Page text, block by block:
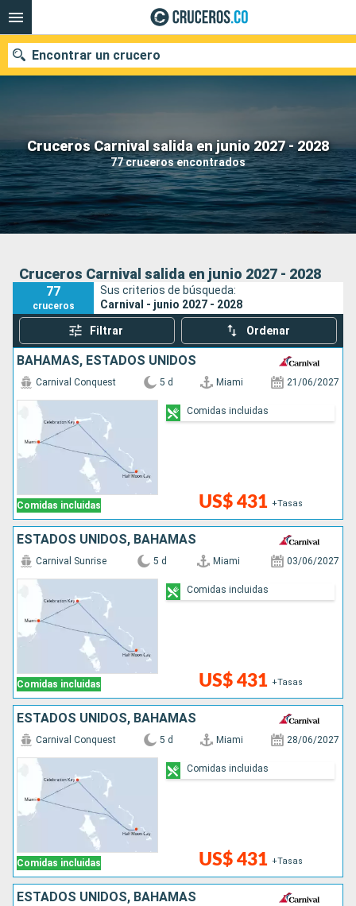
Cruceros Carnival salida en junio 2027 - 2028
77 cruceros encontrados
Encontrar un crucero
Fecha de salida
Buscar
Cruceros Carnival salida en junio 2027 - 2028
77
cruceros
Sus criterios de búsqueda:
Carnival - junio 2027 - 2028
Filtrar Ordenar
BAHAMAS, ESTADOS UNIDOS
Comidas incluidas
Carnival Conquest 5 d Miami 21/06/2027
US$ 431 +Tasas
Comidas incluidas
ESTADOS UNIDOS, BAHAMAS
Comidas incluidas
Carnival Sunrise 5 d Miami 03/06/2027
US$ 431 +Tasas
Comidas incluidas
ESTADOS UNIDOS, BAHAMAS
Comidas incluidas
Carnival Conquest 5 d Miami 28/06/2027
US$ 431 +Tasas
Comidas incluidas
ESTADOS UNIDOS, BAHAMAS